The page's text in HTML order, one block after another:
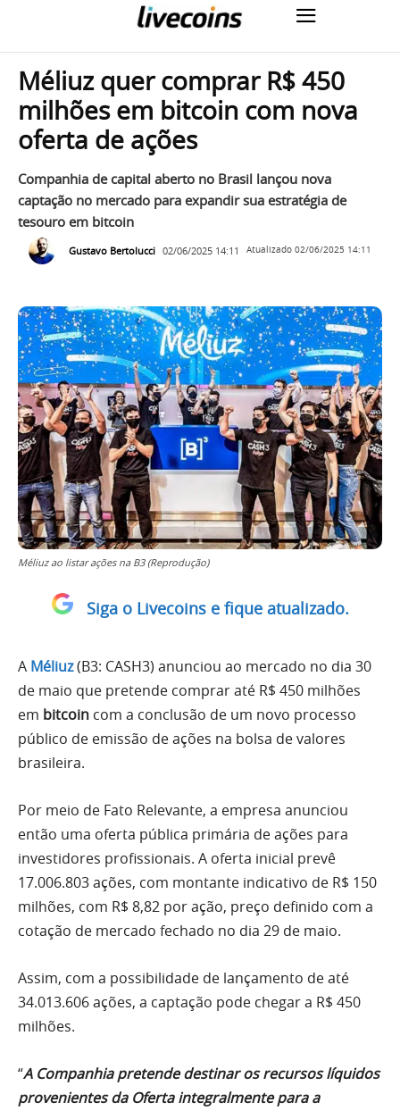
Méliuz quer comprar R$ 450
milhões em bitcoin com nova
oferta de ações
Companhia de capital aberto no Brasil lançou nova
captação no mercado para expandir sua estratégia de
tesouro em bitcoin
Gustavo Bertolucci 02/06/2025 14:11 Atualizado 02/06/2025 14:11
Méliuz ao listar ações na B3 (Reprodução)
Siga o Livecoins e fique atualizado.
A Méliuz(B3: CASH3) anunciou ao mercado no dia 30
de maio que pretende comprar até R$ 450 milhões
em bitcoin com a conclusão de um novo processo
público de emissão de ações na bolsa de valores
brasileira.
Por meio de Fato Relevante, a empresa anunciou
então uma oferta pública primária de ações para
investidores profissionais. A oferta inicial prevê
17.006.803 ações, com montante indicativo de R$ 150
milhões, com R$ 8,82 por ação, preço definido com a
cotação de mercado fechado no dia 29 de maio.
Assim, com a possibilidade de lançamento de até
34.013.606 ações, a captação pode chegar a R$ 450
milhões.
“A Companhia pretende destinar os recursos líquidos
provenientes da Oferta integralmente para a